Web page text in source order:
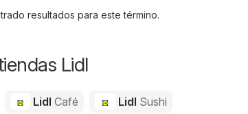
resultados para este término.
Lidl
LidlCafé Lidl Sushi